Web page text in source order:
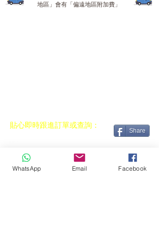
地區」會有「偏遠地區附加費」
Share
貼心即時跟進訂單或查詢：
WhatsApp Email Facebook